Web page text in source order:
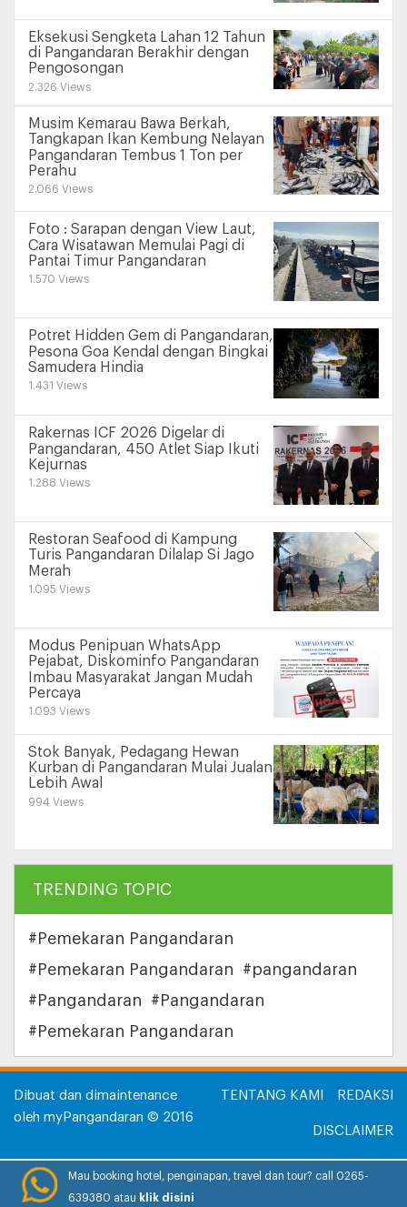
Eksekusi Sengketa Lahan 12 Tahun
di Pangandaran Berakhir dengan
Pengosongan
2.326 Views
Musim Kemarau Bawa Berkah,
Tangkapan Ikan Kembung Nelayan
Pangandaran Tembus 1 Ton per
Perahu
2.066 Views
Foto : Sarapan dengan View Laut,
Cara Wisatawan Memulai Pagi di
Pantai Timur Pangandaran
1.570 Views
Potret Hidden Gem di Pangandaran,
Pesona Goa Kendal dengan Bingkai
Samudera Hindia
1.431 Views
Rakernas ICF 2026 Digelar di
Pangandaran, 450 Atlet Siap Ikuti
Kejurnas
1.288 Views
Restoran Seafood di Kampung
Turis Pangandaran Dilalap Si Jago
Merah
1.095 Views
Modus Penipuan WhatsApp
Pejabat, Diskominfo Pangandaran
Imbau Masyarakat Jangan Mudah
Percaya
1.093 Views
Stok Banyak, Pedagang Hewan
Kurban di Pangandaran Mulai Jualan
Lebih Awal
994 Views
TRENDING TOPIC
#Pemekaran Pangandaran
#Pemekaran Pangandaran
#pangandaran
#Pangandaran
#Pangandaran
#Pemekaran Pangandaran
Dibuat dan dimaintenance
oleh myPangandaran © 2016
TENTANG KAMI REDAKSI
DISCLAIMER
Mau booking hotel, penginapan, travel dan tour? call 0265-
639380 atau klik disini